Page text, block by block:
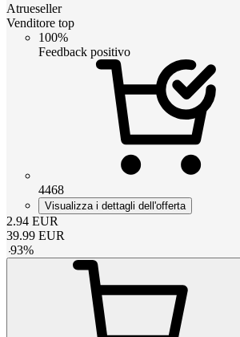
Atrueseller
Venditore top
100%
Feedback positivo
4468
Visualizza i dettagli dell'offerta
2.94 EUR
39.99 EUR
-93%